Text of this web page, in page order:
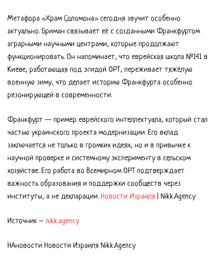
Метафора «Храм Соломона» сегодня звучит особенно
актуально. Бриман связывает её с созданными Франкфуртом
аграрными научными центрами, которые продолжают
функционировать. Он напоминает, что еврейская школа №141 в
Киеве, работающая под эгидой ОРТ, переживает тяжёлую
военную зиму, что делает историю Франкфурта особенно
резонирующей в современности.
Франкфурт — пример еврейского интеллектуала, который стал
частью украинского проекта модернизации. Его вклад
заключается не только в громких идеях, но и в привычке к
научной проверке и системному эксперименту в сельском
хозяйстве. Его работа во Всемирном ОРТ подтверждает
важность образования и поддержки сообществ через
институты, а не декларации. Новости Израиля | Nikk.Agency
Источник – nikk.agency
НАновости Новости Израиля Nikk.Agency